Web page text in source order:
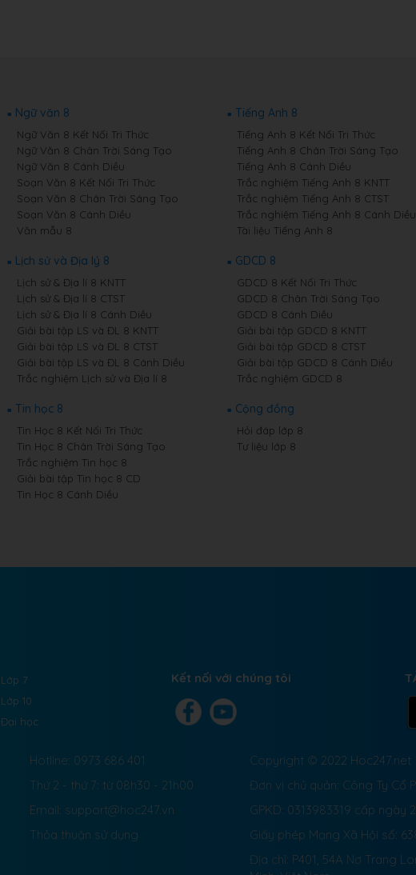
Ngữ văn 8
Ngữ Văn 8 Kết Nối Tri Thức
Ngữ Văn 8 Chân Trời Sáng Tạo
Ngữ Văn 8 Cánh Diều
Soạn Văn 8 Kết Nối Tri Thức
Soạn Văn 8 Chân Trời Sáng Tạo
Soạn Văn 8 Cánh Diều
Văn mẫu 8
Tiếng Anh 8
Tiếng Anh 8 Kết Nối Tri Thức
Tiếng Anh 8 Chân Trời Sáng Tạo
Tiếng Anh 8 Cánh Diều
Trắc nghiệm Tiếng Anh 8 KNTT
Trắc nghiệm Tiếng Anh 8 CTST
Trắc nghiệm Tiếng Anh 8 Cánh Diều
Tài liệu Tiếng Anh 8
Lịch sử và Địa lý 8
Lịch sử & Địa lí 8 KNTT
Lịch sử & Địa lí 8 CTST
Lịch sử & Địa lí 8 Cánh Diều
Giải bài tập LS và ĐL 8 KNTT
Giải bài tập LS và ĐL 8 CTST
Giải bài tập LS và ĐL 8 Cánh Diều
Trắc nghiệm Lịch sử và Địa lí 8
GDCD 8
GDCD 8 Kết Nối Tri Thức
GDCD 8 Chân Trời Sáng Tạo
GDCD 8 Cánh Diều
Giải bài tập GDCD 8 KNTT
Giải bài tập GDCD 8 CTST
Giải bài tập GDCD 8 Cánh Diều
Trắc nghiệm GDCD 8
Tin học 8
Tin Học 8 Kết Nối Tri Thức
Tin Học 8 Chân Trời Sáng Tạo
Trắc nghiệm Tin học 8
Giải bài tập Tin học 8 CD
Tin Học 8 Cánh Diều
Cộng đồng
Hỏi đáp lớp 8
Tư liệu lớp 8
Lớp 7
Lớp 10
Đại học
Kết nối với chúng tôi
Hotline: 0973 686 401
Thứ 2 - thứ 7: từ 08h30 - 21h00
Email: support@hoc247.vn
Thỏa thuận sử dụng
Copyright © 2022 Hoc247.net
Đơn vị chủ quản: Công Ty Cổ
GPKD: 0313983319 cấp ngày
Giấy phép Mạng Xã Hội số:
Địa chỉ: P401, 54A Nơ Trang